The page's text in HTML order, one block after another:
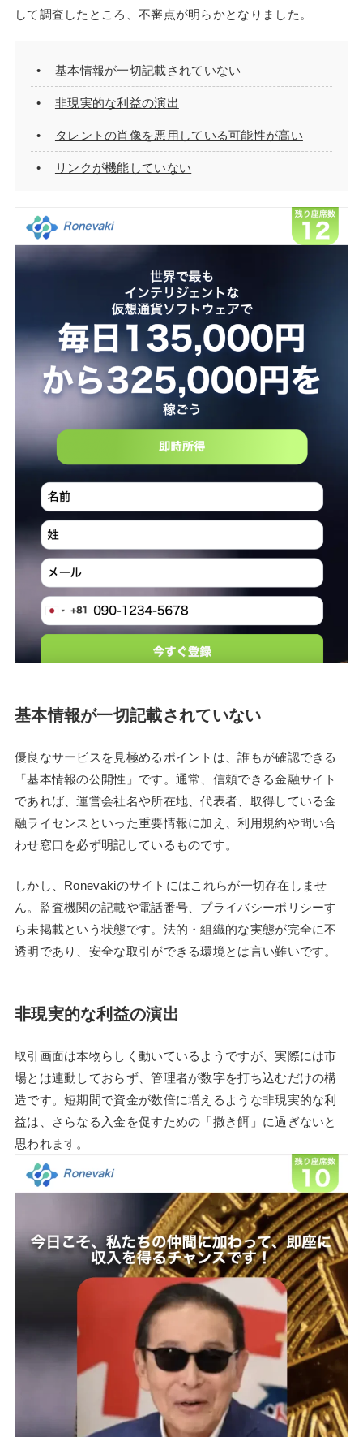
して調査したところ、不審点が明らかとなりました。
基本情報が一切記載されていない
非現実的な利益の演出
タレントの肖像を悪用している可能性が高い
リンクが機能していない
基本情報が一切記載されていない
優良なサービスを見極めるポイントは、誰もが確認できる
「基本情報の公開性」です。通常、信頼できる金融サイト
であれば、運営会社名や所在地、代表者、取得している金
融ライセンスといった重要情報に加え、利用規約や問い合
わせ窓口を必ず明記しているものです。
しかし、Ronevakiのサイトにはこれらが一切存在しませ
ん。監査機関の記載や電話番号、プライバシーポリシーす
ら未掲載という状態です。法的・組織的な実態が完全に不
透明であり、安全な取引ができる環境とは言い難いです。
非現実的な利益の演出
取引画面は本物らしく動いているようですが、実際には市
場とは連動しておらず、管理者が数字を打ち込むだけの構
造です。短期間で資金が数倍に増えるような非現実的な利
益は、さらなる入金を促すための「撒き餌」に過ぎないと
思われます。